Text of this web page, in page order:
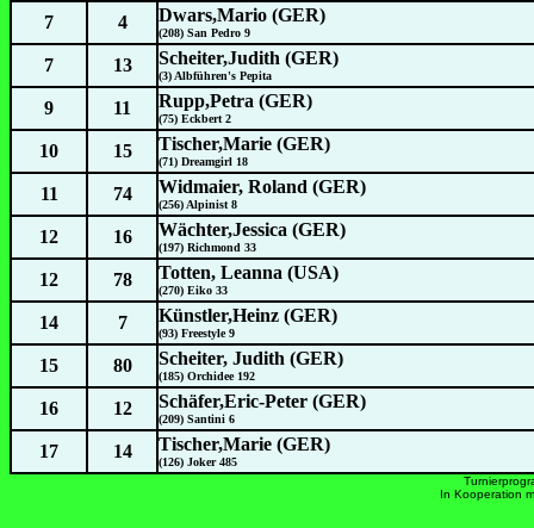
7 4 Dwars,Mario (GER)
(208) San Pedro 9
7 13 Scheiter,Judith (GER)
(3) Albführen's Pepita
9 11 Rupp,Petra (GER)
(75) Eckbert 2
10 15 Tischer,Marie (GER)
(71) Dreamgirl 18
11 74 Widmaier, Roland (GER)
(256) Alpinist 8
12 16 Wächter,Jessica (GER)
(197) Richmond 33
12 78 Totten, Leanna (USA)
(270) Eiko 33
14 7 Künstler,Heinz (GER)
(93) Freestyle 9
15 80 Scheiter, Judith (GER)
(185) Orchidee 192
16 12 Schäfer,Eric-Peter (GER)
(209) Santini 6
17 14 Tischer,Marie (GER)
(126) Joker 485
In Kooperation